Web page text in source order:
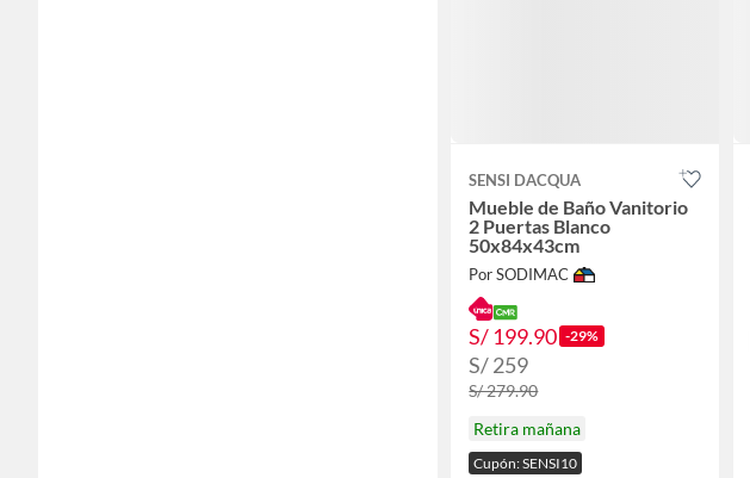
SENSI DACQUA
Mueble de Baño Vanitorio
2 Puertas Blanco
50x84x43cm
Por SODIMAC
S/ 199.90 -29%
S/ 259
S/ 279.90
Retira mañana
Cupón: SENSI10